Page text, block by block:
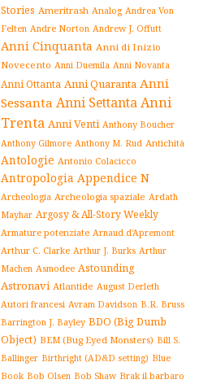
Stories Ameritrash Analog Andrea Von
Felten Andre Norton Andrew J. Offutt
Anni Cinquanta Anni di Inizio
Novecento Anni Duemila Anni Novanta
Anni Ottanta Anni Quaranta Anni
Sessanta Anni SettantaAnni
Trenta Anni Venti Anthony Boucher
Anthony Gilmore Anthony M. Rud Antichità
Antologie Antonio Colacicco
Antropologia Appendice N
Archeologia Archeologia spaziale Ardath
Mayhar Argosy & All-Story Weekly
Armature potenziate Arnaud d'Apremont
Arthur C. Clarke Arthur J. Burks Arthur
Machen Asmodee Astounding
Astronavi Atlantide August Derleth
Autori francesi Avram Davidson B.R. Bruss
Barrington J. Bayley BDO (Big Dumb
Object) BEM (Bug Eyed Monsters) Bill S.
Ballinger Birthright (AD&D setting) Blue
Book Bob Olsen Bob Shaw Brak il barbaro